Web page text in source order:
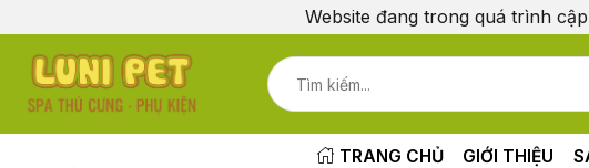
Website đang trong quá trình
TRANG CHỦ GIỚI THIỆU